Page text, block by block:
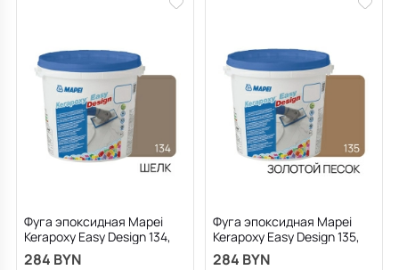
Фуга эпоксидная Mapei
Kerapoxy Easy Design 134,
шелк, 3 кг
284 BYN
Фуга эпоксидная Mapei
Kerapoxy Easy Design 135,
золотой песок, 3 кг
284 BYN